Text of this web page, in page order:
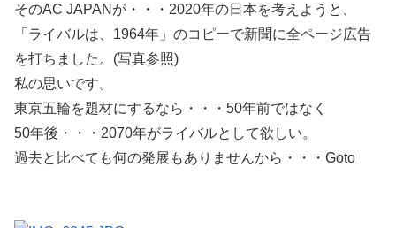
そのAC JAPANが・・・2020年の日本を考えようと、
「ライバルは、1964年」のコピーで新聞に全ページ広告
を打ちました。(写真参照)
私の思いです。
東京五輪を題材にするなら・・・50年前ではなく
50年後・・・2070年がライバルとして欲しい。
過去と比べても何の発展もありませんから・・・Goto